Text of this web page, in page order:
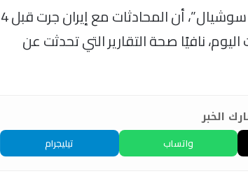
وأضاف ترامب، في منشور على منصة “تروث سوشيال”، أن المحادثات مع إيران جرت قبل 4
اليوم، نافيًا صحة التقارير التي تحدثت عن
الخبر
واتساب تيليجرام